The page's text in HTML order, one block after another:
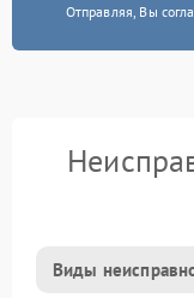
Отправляя, Вы
Виды